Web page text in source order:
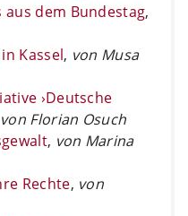
aus dem Bundestag,
Kassel, von Musa
›Deutsche
von Florian Osuch
, von Marina
Rechte, von